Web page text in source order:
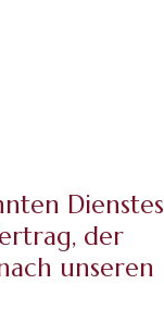
Dienstes
der
unseren